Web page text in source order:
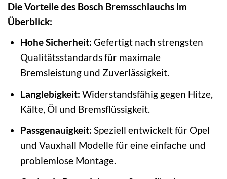
Die Vorteile des Bosch Bremsschlauchs im
Überblick:
Hohe Sicherheit: Gefertigt nach strengsten
Qualitätsstandards für maximale
Bremsleistung und Zuverlässigkeit.
Langlebigkeit: Widerstandsfähig gegen Hitze,
Kälte, Öl und Bremsflüssigkeit.
Passgenauigkeit: Speziell entwickelt für Opel
und Vauxhall Modelle für eine einfache und
problemlose Montage.